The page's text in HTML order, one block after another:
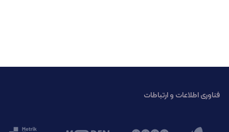
فناوری اطلاعات و ارتباطات